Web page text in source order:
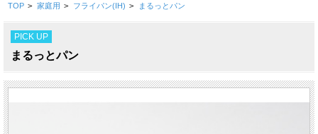
TOP > 家庭用 > フライパン(IH) > まるっとパン
PICK UP
まるっとパン